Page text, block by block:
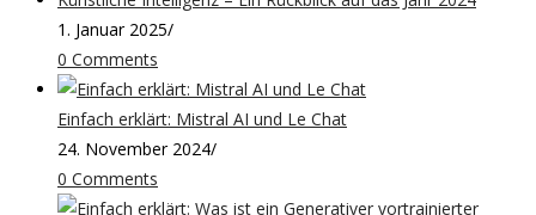
1. Januar 2025/
0 Comments
Einfach erklärt: Mistral AI und Le Chat
24. November 2024/
0 Comments